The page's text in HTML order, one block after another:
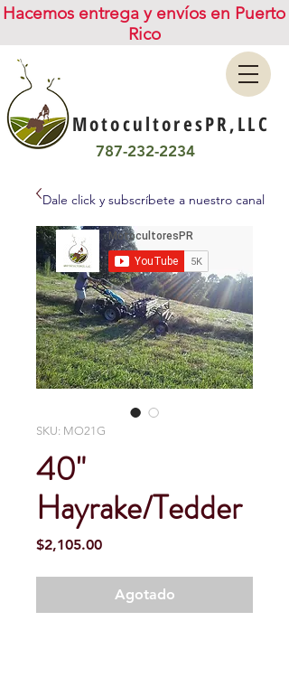
Hacemos entrega y envíos en Puerto
Rico
MotocultoresPR,LLC
787-232-2234
Dale click y subscríbete a nuestro canal
SKU: MO21G
40"
Hayrake/Tedder
$2,105.00Precio
Agotado